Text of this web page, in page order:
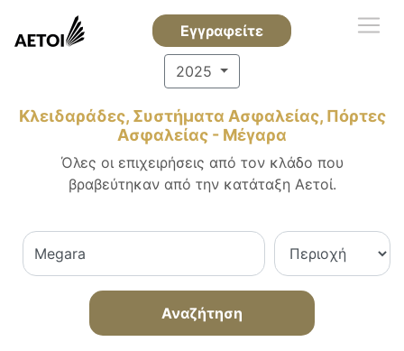
Εγγραφείτε
2025
Κλειδαράδες, Συστήματα Ασφαλείας, Πόρτες
Ασφαλείας - Μέγαρα
Όλες οι επιχειρήσεις από τον κλάδο που
βραβεύτηκαν από την κατάταξη Αετοί.
Αναζήτηση